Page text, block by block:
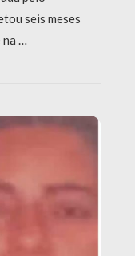
seis meses
na …